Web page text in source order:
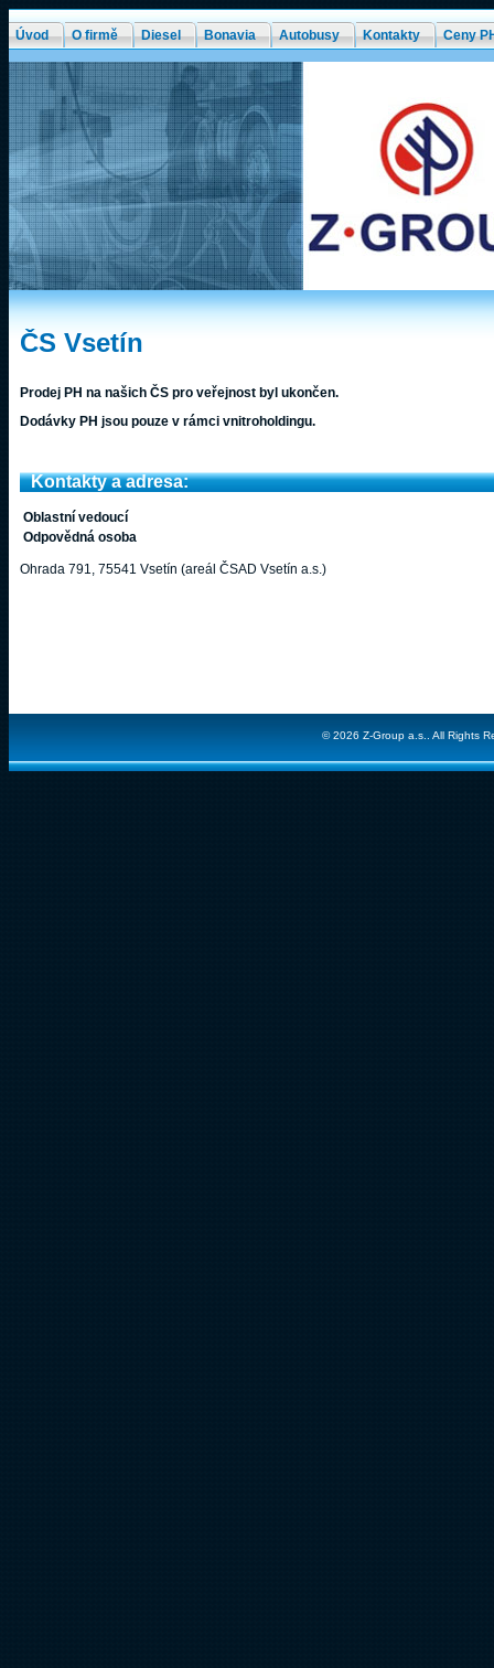
Úvod O firmě Diesel Bonavia Autobusy Kontakty Ceny
ČS Vsetín
Prodej PH na našich ČS pro veřejnost byl ukončen.
Dodávky PH jsou pouze v rámci vnitroholdingu.
Kontakty a adresa:
Oblastní vedoucí
Odpovědná osoba
Ohrada 791, 75541 Vsetín (areál ČSAD Vsetín a.s.)
© 2026 Z-Group a.s.. All Rights